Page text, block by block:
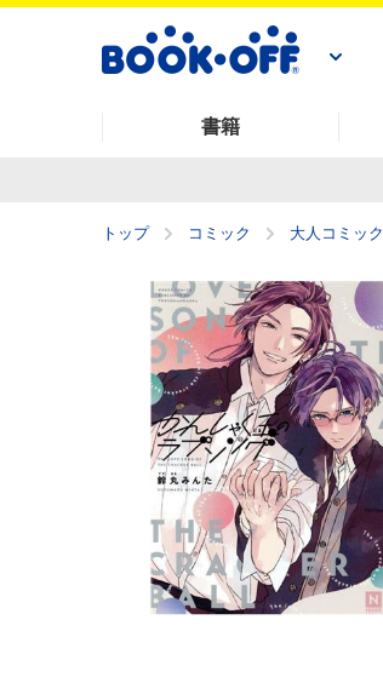
書籍
トップ コミック 大人コミック